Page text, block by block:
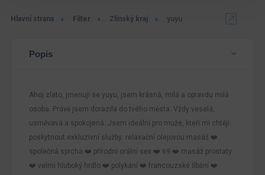
Hlavní strana Filter Zlínský kraj yuyu
Popis
Ahoj zlato, jmenuji se yuyu, jsem krásná, milá a opravdu milá
osoba. Právě jsem dorazila do tvého města. Vždy veselá,
usměvavá a spokojená. Jsem ideální pro muže, kteří mi chtějí
poskytnout exkluzivní služby: relaxační olejovou masáž ❤️
společná sprcha ❤️ přírodní orální sex ❤️ 69 ❤️ masáž prostaty
❤️ velmi hluboký hrdlo ❤️ polykání ❤️ francouzské líbání ❤️